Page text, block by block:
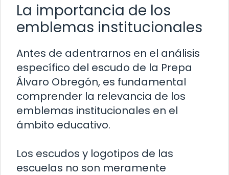
La importancia de los
emblemas institucionales
Antes de adentrarnos en el análisis
específico del escudo de la Prepa
Álvaro Obregón, es fundamental
comprender la relevancia de los
emblemas institucionales en el
ámbito educativo.
Los escudos y logotipos de las
escuelas no son meramente